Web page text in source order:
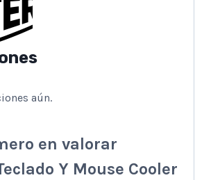
aún.
en valorar
Y Mouse Cooler